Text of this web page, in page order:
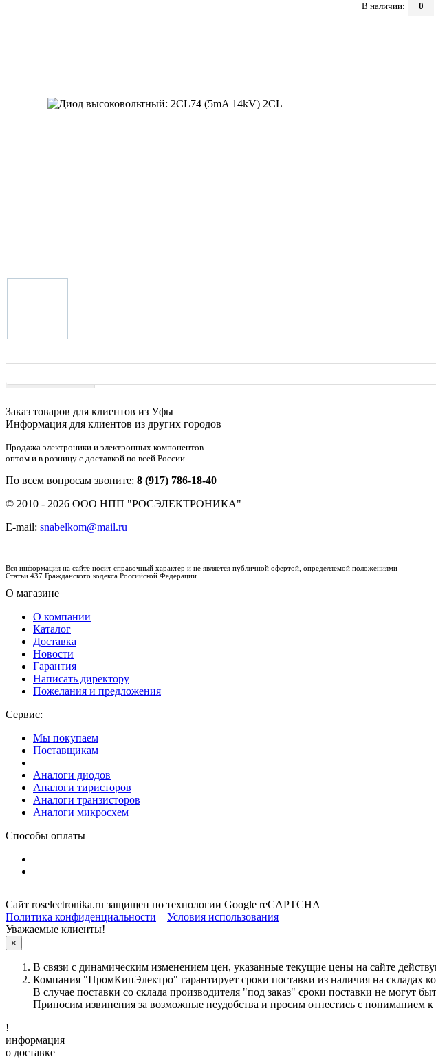
В наличии:
0
Заказ товаров для клиентов из Уфы
Информация для клиентов из других городов
Продажа электроники и электронных компонентов
оптом и в розницу с доставкой по всей России.
По всем вопросам звоните: 8 (917) 786-18-40
© 2010 - 2026 ООО НПП "РОСЭЛЕКТРОНИКА"
E-mail: snabelkom@mail.ru
Вся информация на сайте носит справочный характер и не является публичной офертой, определяемой положениями
Статьи 437 Гражданского кодекса Российской Федерации
О магазине
О компании
Каталог
Доставка
Новости
Гарантия
Написать директору
Пожелания и предложения
Сервис:
Мы покупаем
Поставщикам
Аналоги диодов
Аналоги тиристоров
Аналоги транзисторов
Аналоги микросхем
Способы оплаты
Сайт roselectronika.ru защищен по технологии Google reCAPTCHA
Политика конфиденциальности
Условия использования
Уважаемые клиенты!
×
В связи с динамическим изменением цен, указанные текущие цены на сайте
Компания "ПромКипЭлектро" гарантирует сроки поставки из наличия на складах
В случае поставки со склада производителя "под заказ" сроки поставки не могут
Приносим извинения за возможные неудобства и просим отнестись с пониманием
!
информация
о доставке